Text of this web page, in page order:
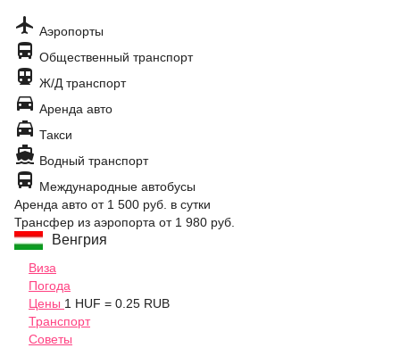
 Аэропорты
 Общественный транспорт
 Ж/Д транспорт
 Аренда авто
 Такси
 Водный транспорт
 Международные автобусы
Аренда авто от 1 500 руб. в сутки
Трансфер из аэропорта от 1 980 руб.
Венгрия
Виза
Погода
Цены 1 HUF = 0.25 RUB
Транспорт
Советы